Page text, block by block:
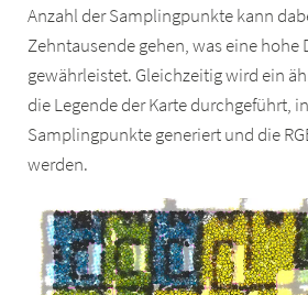
Anzahl der Samplingpunkte kann
Zehntausende gehen, was eine hohe
gewährleistet. Gleichzeitig wird ein
die Legende der Karte durchgeführt,
Samplingpunkte generiert und die
werden.